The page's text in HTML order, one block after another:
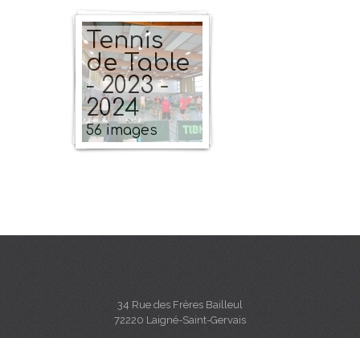
Tennis
de Table
- 2023 -
2024
56 images
34 Rue des Frères Bailleul
72220 Laigné-Saint-Gervais